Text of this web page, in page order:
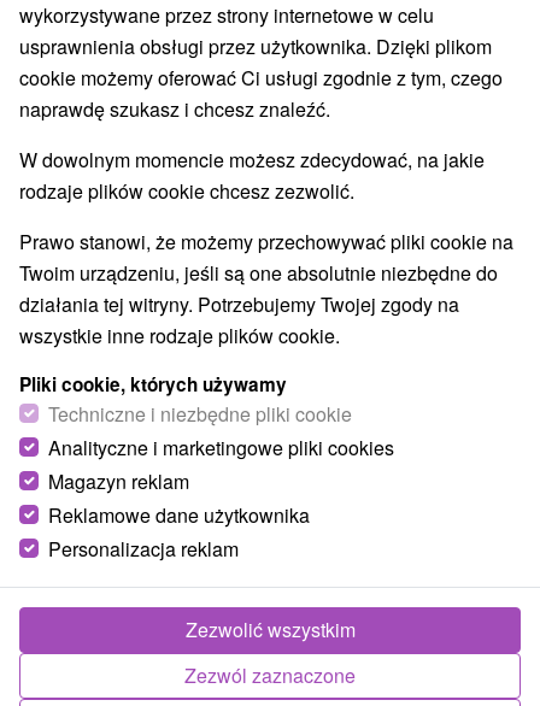
8,9 doskonały·51 recenzji
wykorzystywane przez strony internetowe w celu
usprawnienia obsługi przez użytkownika. Dzięki plikom
cookie możemy oferować Ci usługi zgodnie z tym, czego
naprawdę szukasz i chcesz znaleźć.
W dowolnym momencie możesz zdecydować, na jakie
rodzaje plików cookie chcesz zezwolić.
Prawo stanowi, że możemy przechowywać pliki cookie na
Twoim urządzeniu, jeśli są one absolutnie niezbędne do
działania tej witryny. Potrzebujemy Twojej zgody na
wszystkie inne rodzaje plików cookie.
Pliki cookie, których używamy
Techniczne i niezbędne pliki cookie
Analityczne i marketingowe pliki cookies
Magazyn reklam
Reklamowe dane użytkownika
Personalizacja reklam
Zezwól zaznaczone
Zezwolić wszystkim